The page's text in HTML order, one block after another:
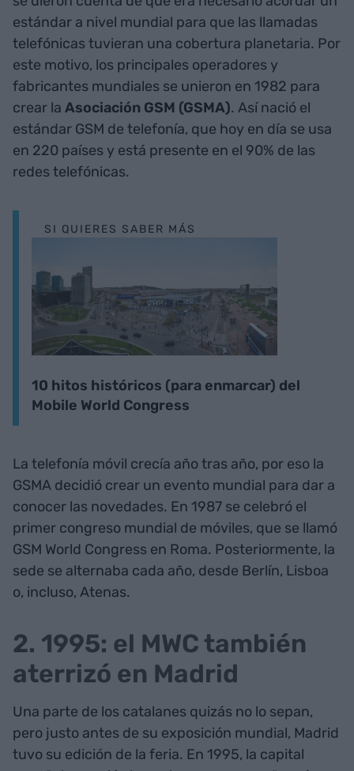
estándar a nivel mundial para que las llamadas
telefónicas tuvieran una cobertura planetaria. Por
este motivo, los principales operadores y
fabricantes mundiales se unieron en 1982 para
crear la Asociación GSM (GSMA). Así nació el
estándar GSM de telefonía, que hoy en día se usa
en 220 países y está presente en el 90% de las
redes telefónicas.
SI QUIERES SABER MÁS
10 hitos históricos (para enmarcar) del
Mobile World Congress
La telefonía móvil crecía año tras año, por eso la
GSMA decidió crear un evento mundial para dar a
conocer las novedades. En 1987 se celebró el
primer congreso mundial de móviles, que se llamó
GSM World Congress en Roma. Posteriormente, la
sede se alternaba cada año, desde Berlín, Lisboa
o, incluso, Atenas.
2. 1995: el MWC también
aterrizó en Madrid
Una parte de los catalanes quizás no lo sepan,
pero justo antes de su exposición mundial, Madrid
tuvo su edición de la feria. En 1995, la capital